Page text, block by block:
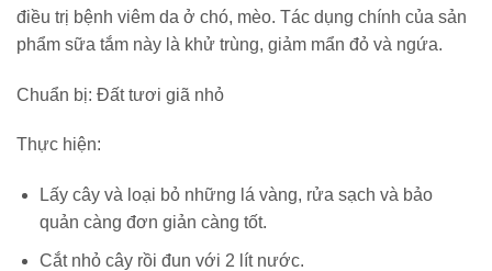
điều trị bệnh viêm da ở chó, mèo. Tác dụng chính của sản
phẩm sữa tắm này là khử trùng, giảm mẩn đỏ và ngứa.
Chuẩn bị: Đất tươi giã nhỏ
Thực hiện:
Lấy cây và loại bỏ những lá vàng, rửa sạch và bảo
quản càng đơn giản càng tốt.
Cắt nhỏ cây rồi đun với 2 lít nước.